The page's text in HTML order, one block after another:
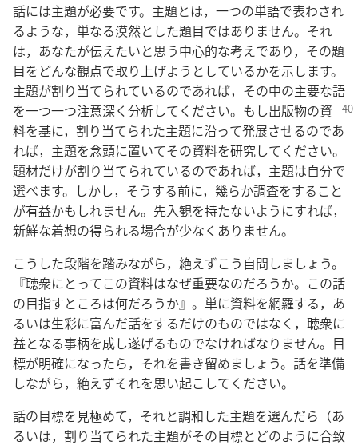
話には主題が必要です。主題とは，一つの単語で表わされ
るような，単なる漠然とした題目ではありません。それ
は，あなたが伝えたいと思う中心的な考えであり，その題
目をどんな観点で取り上げようとしているかを示します。
主題が割り当てられているのであれば，その中の主要な語
を一つ一つ注意深く分析してください。もし出版物の資
料を基に，割り当てられた主題に沿って発展させるのであ
れば，主題を念頭に置いてその資料を研究してください。
題材だけが割り当てられているのであれば，主題は自分で
選べます。しかし，そうする前に，幾らか調査をすること
が有益かもしれません。先入観を持たないようにすれば，
新鮮な着想の得られる場合が少なくありません。
こうした段階を踏みながら，絶えずこう自問しましょう。
『聴衆にとってこの資料はなぜ重要なのだろうか。この話
の目指すところは何だろうか』。単に資料を網羅する，あ
るいは生彩に富んだ話をするだけのものではなく，聴衆に
益となる事柄を成し遂げるものでなければなりません。目
標が明確になったら，それを書き留めましょう。話を準備
しながら，絶えずそれを思い起こしてください。
話の目標を見極めて，それと調和した主題を選んだら（あ
るいは，割り当てられた主題がその目標とどのように合致